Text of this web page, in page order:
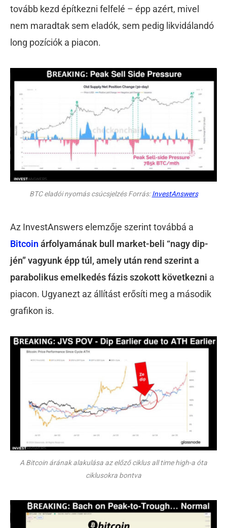
tovább kezd építkezni felfelé – épp azért, mivel
nem maradtak sem eladók, sem pedig likvidálandó
long pozíciók a piacon.
BTC eladói nyomás csúcsjelzés Forrás:InvestAnswers
Az InvestAnswers elemzője szerint továbbá a
Bitcoin árfolyamának bull market-beli “nagy dip-
jén” vagyunk épp túl, amely után rend szerint a
parabolikus emelkedés fázis szokott következni a
piacon. Ugyanezt az állítást erősíti meg a második
grafikon is.
A Bitcoin árának alakulása az előző ciklus all time high-a óta
ciklusokra bontva